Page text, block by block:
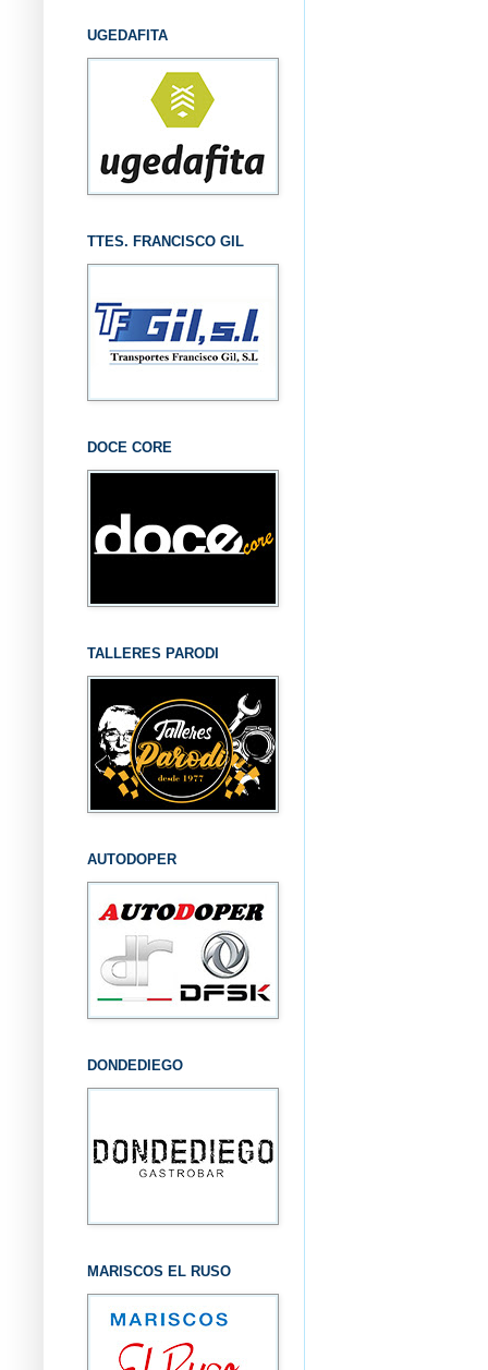
UGEDAFITA
TTES. FRANCISCO GIL
DOCE CORE
TALLERES PARODI
AUTODOPER
DONDEDIEGO
MARISCOS EL RUSO